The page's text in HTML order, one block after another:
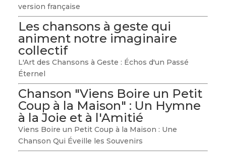
version française
Les chansons à geste qui
animent notre imaginaire
collectif
L'Art des Chansons à Geste : Échos d'un Passé
Éternel
Chanson "Viens Boire un Petit
Coup à la Maison" : Un Hymne
à la Joie et à l'Amitié
Viens Boire un Petit Coup à la Maison : Une
Chanson Qui Éveille les Souvenirs